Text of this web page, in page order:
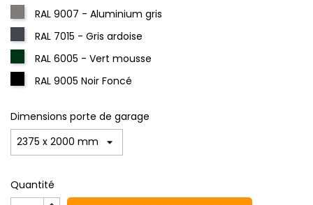
RAL 9007 - Aluminium gris
RAL 7015 - Gris ardoise
RAL 6005 - Vert mousse
RAL 9005 Noir Foncé
Dimensions porte de garage
Quantité